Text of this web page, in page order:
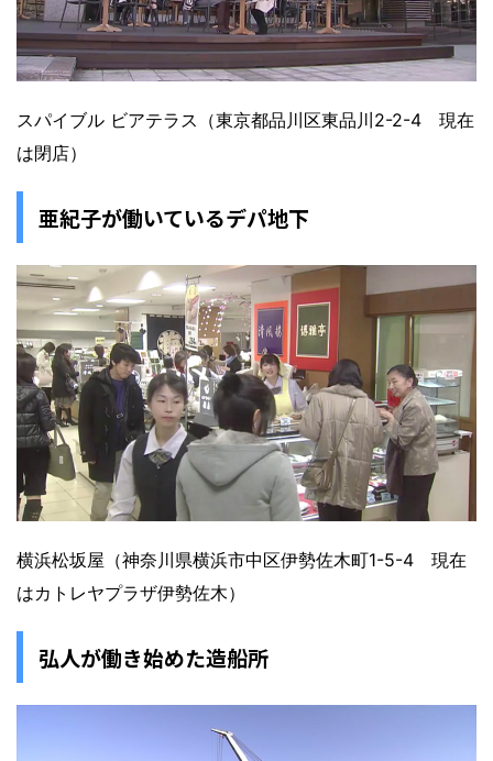
スパイブル ビアテラス（東京都品川区東品川2-2-4 現在
は閉店）
亜紀子が働いているデパ地下
横浜松坂屋（神奈川県横浜市中区伊勢佐木町1-5-4 現在
はカトレヤプラザ伊勢佐木）
弘人が働き始めた造船所